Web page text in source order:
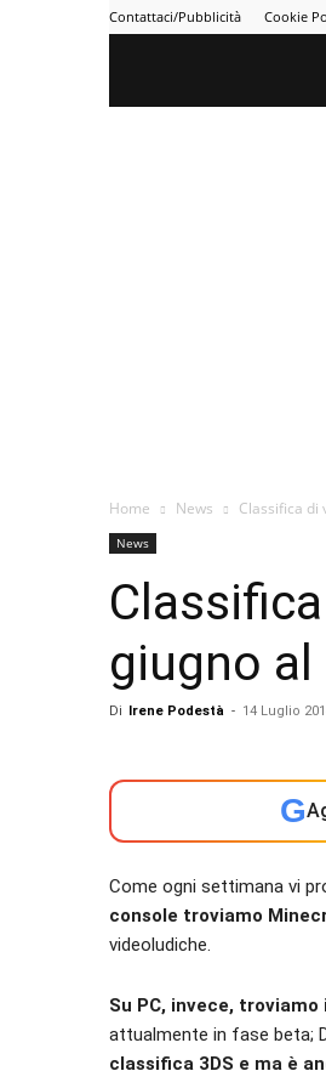
Contattaci/Pubblicità Cookie
Home News Classifica di
News
giugno
Di Irene Podestà - 14 Luglio
G
Come ogni settimana vi
console troviamo
videoludiche.
Su PC, invece,
attualmente in fase beta;
classifica 3DS e ma è